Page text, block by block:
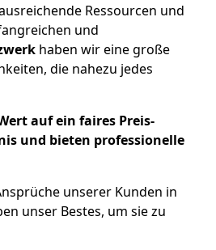
Ressourcen und
und
haben wir eine große
die nahezu jedes
auf ein faires Preis-
und bieten professionelle
unserer Kunden in
unser Bestes, um sie zu